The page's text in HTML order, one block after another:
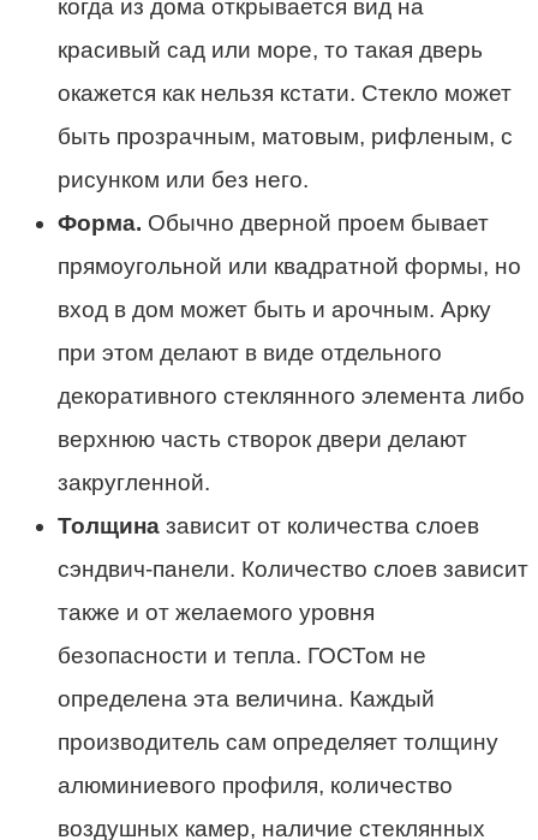
когда из дома открывается вид на
красивый сад или море, то такая дверь
окажется как нельзя кстати. Стекло может
быть прозрачным, матовым, рифленым, с
рисунком или без него.
Форма. Обычно дверной проем бывает
прямоугольной или квадратной формы, но
вход в дом может быть и арочным. Арку
при этом делают в виде отдельного
декоративного стеклянного элемента либо
верхнюю часть створок двери делают
закругленной.
Толщина зависит от количества слоев
сэндвич-панели. Количество слоев зависит
также и от желаемого уровня
безопасности и тепла. ГОСТом не
определена эта величина. Каждый
производитель сам определяет толщину
алюминиевого профиля, количество
воздушных камер, наличие стеклянных